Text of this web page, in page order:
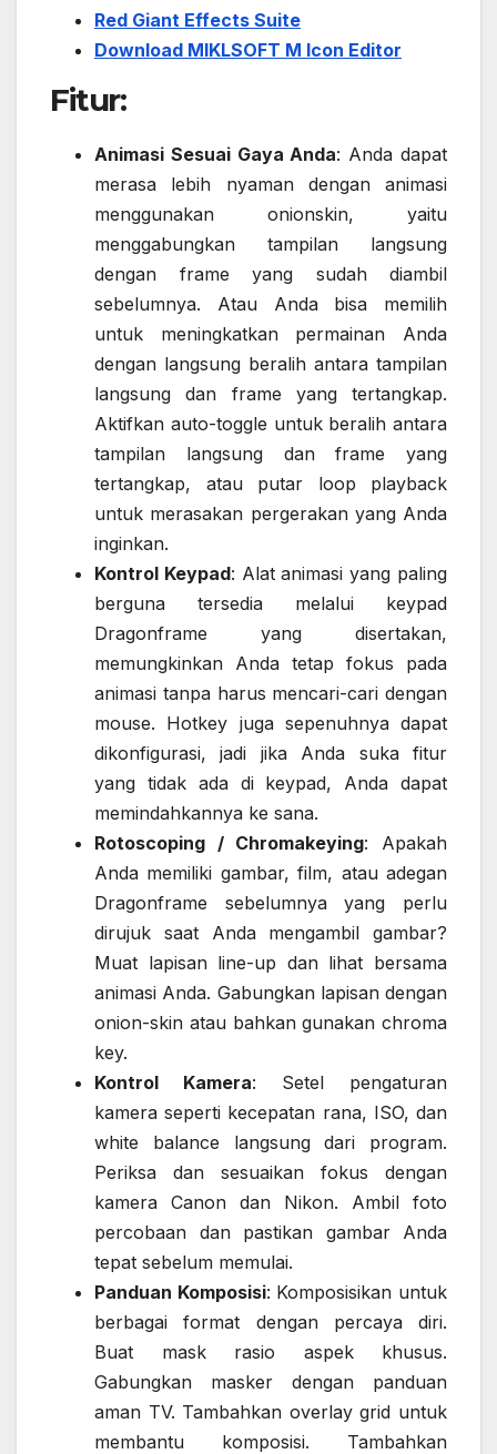
Red Giant Effects Suite
Download MIKLSOFT M Icon Editor
Fitur:
Animasi Sesuai Gaya Anda: Anda dapat
merasa lebih nyaman dengan animasi
menggunakan onionskin, yaitu
menggabungkan tampilan langsung
dengan frame yang sudah diambil
sebelumnya. Atau Anda bisa memilih
untuk meningkatkan permainan Anda
dengan langsung beralih antara tampilan
langsung dan frame yang tertangkap.
Aktifkan auto-toggle untuk beralih antara
tampilan langsung dan frame yang
tertangkap, atau putar loop playback
untuk merasakan pergerakan yang Anda
inginkan.
Kontrol Keypad: Alat animasi yang paling
berguna tersedia melalui keypad
Dragonframe yang disertakan,
memungkinkan Anda tetap fokus pada
animasi tanpa harus mencari-cari dengan
mouse. Hotkey juga sepenuhnya dapat
dikonfigurasi, jadi jika Anda suka fitur
yang tidak ada di keypad, Anda dapat
memindahkannya ke sana.
Rotoscoping / Chromakeying: Apakah
Anda memiliki gambar, film, atau adegan
Dragonframe sebelumnya yang perlu
dirujuk saat Anda mengambil gambar?
Muat lapisan line-up dan lihat bersama
animasi Anda. Gabungkan lapisan dengan
onion-skin atau bahkan gunakan chroma
key.
Kontrol Kamera: Setel pengaturan
kamera seperti kecepatan rana, ISO, dan
white balance langsung dari program.
Periksa dan sesuaikan fokus dengan
kamera Canon dan Nikon. Ambil foto
percobaan dan pastikan gambar Anda
tepat sebelum memulai.
Panduan Komposisi: Komposisikan untuk
berbagai format dengan percaya diri.
Buat mask rasio aspek khusus.
Gabungkan masker dengan panduan
aman TV. Tambahkan overlay grid untuk
membantu komposisi. Tambahkan